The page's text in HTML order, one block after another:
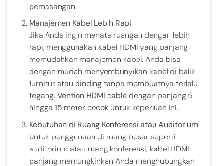
pemasangan.
Manajemen Kabel Lebih Rapi
Jika Anda ingin menata ruangan dengan lebih
rapi, menggunakan kabel HDMI yang panjang
memudahkan manajemen kabel. Anda bisa
dengan mudah menyembunyikan kabel di balik
furnitur atau dinding tanpa membuatnya terlalu
tegang.Vention HDMI cabledengan panjang 5
hingga 15 meter cocok untuk keperluan ini.
Kebutuhan di Ruang Konferensi atau Auditorium
Untuk penggunaan di ruang besar seperti
auditorium atau ruang konferensi, kabel HDMI
panjang memungkinkan Anda menghubungkan